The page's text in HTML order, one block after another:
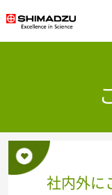
社内外に